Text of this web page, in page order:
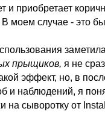
и приобретает
моем случае - это
заметила
прыщиков, я не
эффект, но, в
и наблюдений, я
на сыворотку от